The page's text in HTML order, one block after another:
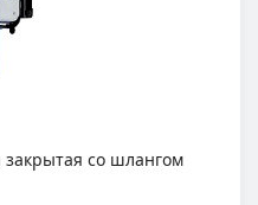
закрытая со шлангом